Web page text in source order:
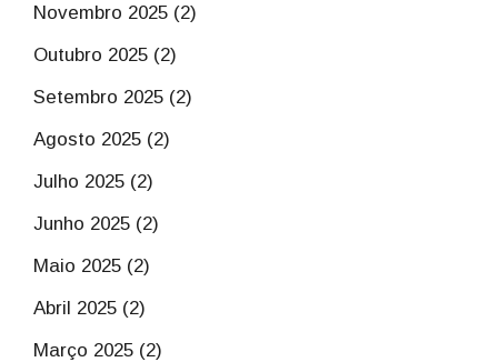
Novembro 2025 (2)
Outubro 2025 (2)
Setembro 2025 (2)
Agosto 2025 (2)
Julho 2025 (2)
Junho 2025 (2)
Maio 2025 (2)
Abril 2025 (2)
Março 2025 (2)